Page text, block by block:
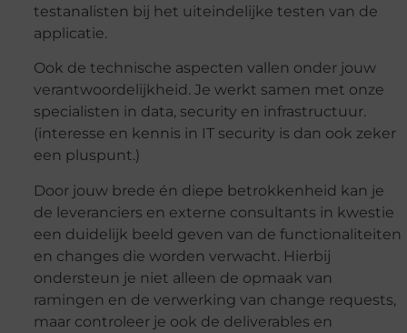
testanalisten bij het uiteindelijke testen van de
applicatie.
Ook de technische aspecten vallen onder jouw
verantwoordelijkheid. Je werkt samen met onze
specialisten in data, security en infrastructuur.
(interesse en kennis in IT security is dan ook zeker
een pluspunt.)
Door jouw brede én diepe betrokkenheid kan je
de leveranciers en externe consultants in kwestie
een duidelijk beeld geven van de functionaliteiten
en changes die worden verwacht. Hierbij
ondersteun je niet alleen de opmaak van
ramingen en de verwerking van change requests,
maar controleer je ook de deliverables en